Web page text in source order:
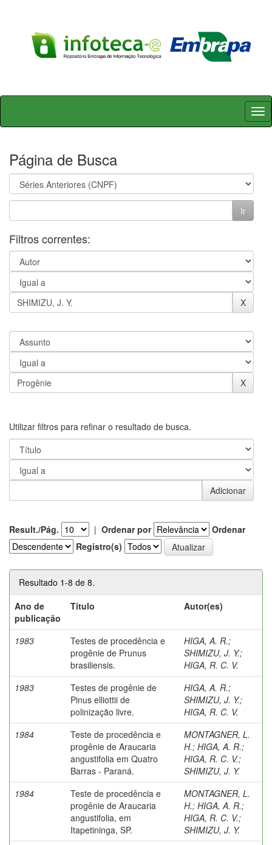
Skip
Página de Busca
Filtros correntes:
Utilizar filtros para refinar o resultado de busca.
Result./Pág. | Ordenar por
Ordenar
Registro(s)
Resultado 1-8 de 8.
Ano de
publicação
Título Autor(es)
1983
Testes de procedência e
progênie de Prunus
brasiliensis.
HIGA, A. R.;
SHIMIZU, J. Y.;
HIGA, R. C. V.
1983
Testes de progênie de
Pinus elliottii de
polinização livre.
HIGA, A. R.;
SHIMIZU, J. Y.;
HIGA, R. C. V.
1984
Teste de procedência e
progênie de Araucaria
angustifolia em Quatro
Barras - Paraná.
MONTAGNER, L.
H.; HIGA, A. R.;
HIGA, R. C. V.;
SHIMIZU, J. Y.
1984
Teste de procedência e
progênie de Araucaria
angustifolia, em
Itapetininga, SP.
MONTAGNER, L.
H.; HIGA, A. R.;
HIGA, R. C. V.;
SHIMIZU, J. Y.